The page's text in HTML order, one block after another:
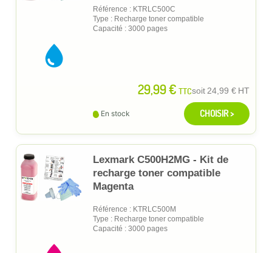
Référence : KTRLC500C
Type : Recharge toner compatible
Capacité : 3000 pages
29,99 € TTCsoit24,99 € HT
En stock CHOISIR >
Lexmark C500H2MG - Kit de
recharge toner compatible
Magenta
Référence : KTRLC500M
Type : Recharge toner compatible
Capacité : 3000 pages